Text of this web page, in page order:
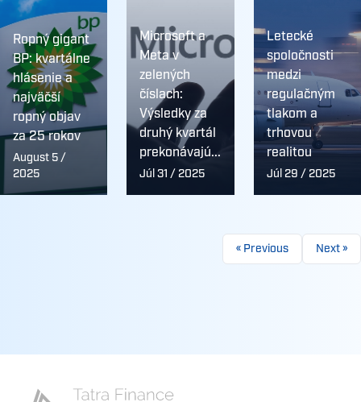
Ropný gigant
BP: kvartálne
hlásenie a
najväčší
ropný objav
za 25 rokov
August 5 /
2025
Microsoft a
Meta v
zelených
číslach:
Výsledky za
druhý kvartál
prekonávajú...
Júl 31 / 2025
Letecké
spoločnosti
medzi
regulačným
tlakom a
trhovou
realitou
Júl 29 / 2025
« Previous Next »